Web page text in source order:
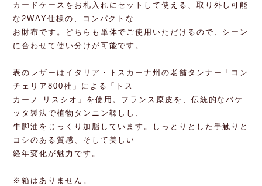
カードケースをお札入れにセットして使える、取り外し可能
な2WAY仕様の、コンパクトな
お財布です。どちらも単体でご使用いただけるので、シーン
に合わせて使い分けが可能です。
表のレザーはイタリア・トスカーナ州の老舗タンナー「コン
チェリア800社」による「トス
カーノ リスシオ」を使用。フランス原皮を、伝統的なバケ
ッタ製法で植物タンニン鞣しし、
牛脚油をじっくり加脂しています。しっとりとした手触りと
コシのある質感、そして美しい
経年変化が魅力です。
※箱はありません。